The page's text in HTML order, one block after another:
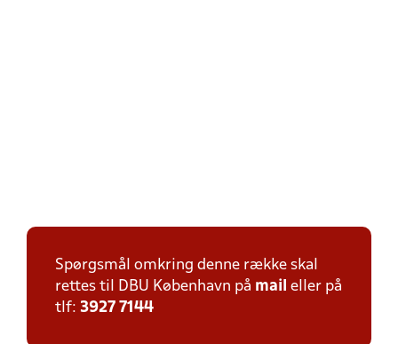
Spørgsmål omkring denne række skal
rettes til DBU København på mail eller på
tlf: 3927 7144